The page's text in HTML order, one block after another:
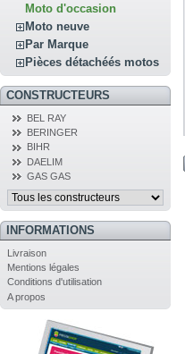
Moto d'occasion
Moto neuve
Par Marque
Pièces détachéés motos
CONSTRUCTEURS
BEL RAY
BERINGER
BIHR
DAELIM
GAS GAS
INFORMATIONS
Livraison
Mentions légales
Conditions d'utilisation
A propos